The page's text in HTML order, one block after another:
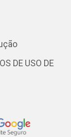
DE USO DE